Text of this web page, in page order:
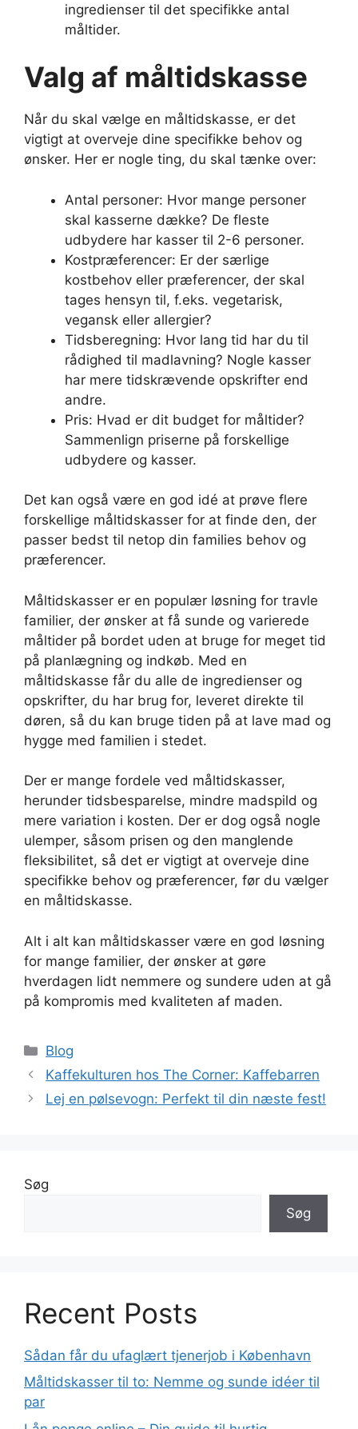
ingredienser til det specifikke antal
måltider.
Valg af måltidskasse
Når du skal vælge en måltidskasse, er det
vigtigt at overveje dine specifikke behov og
ønsker. Her er nogle ting, du skal tænke over:
Antal personer: Hvor mange personer
skal kasserne dække? De fleste
udbydere har kasser til 2-6 personer.
Kostpræferencer: Er der særlige
kostbehov eller præferencer, der skal
tages hensyn til, f.eks. vegetarisk,
vegansk eller allergier?
Tidsberegning: Hvor lang tid har du til
rådighed til madlavning? Nogle kasser
har mere tidskrævende opskrifter end
andre.
Pris: Hvad er dit budget for måltider?
Sammenlign priserne på forskellige
udbydere og kasser.
Det kan også være en god idé at prøve flere
forskellige måltidskasser for at finde den, der
passer bedst til netop din families behov og
præferencer.
Måltidskasser er en populær løsning for travle
familier, der ønsker at få sunde og varierede
måltider på bordet uden at bruge for meget tid
på planlægning og indkøb. Med en
måltidskasse får du alle de ingredienser og
opskrifter, du har brug for, leveret direkte til
døren, så du kan bruge tiden på at lave mad og
hygge med familien i stedet.
Der er mange fordele ved måltidskasser,
herunder tidsbesparelse, mindre madspild og
mere variation i kosten. Der er dog også nogle
ulemper, såsom prisen og den manglende
fleksibilitet, så det er vigtigt at overveje dine
specifikke behov og præferencer, før du vælger
en måltidskasse.
Alt i alt kan måltidskasser være en god løsning
for mange familier, der ønsker at gøre
hverdagen lidt nemmere og sundere uden at gå
på kompromis med kvaliteten af maden.
Kategorier
Blog
Kaffekulturen hos The Corner: Kaffebarren
Lej en pølsevogn: Perfekt til din næste fest!
Søg
Søg
Recent Posts
Sådan får du ufaglært tjenerjob i København
Måltidskasser til to: Nemme og sunde idéer til
par